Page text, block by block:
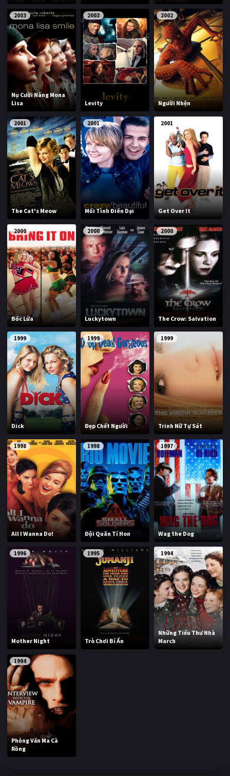
2003
Nụ Cười Nàng Mona
Lisa
2003
Levity
2002
Người Nhện
2001
The Cat's Meow
2001
Mối Tình Điên Dại
2001
Get Over It
2000
Bốc Lửa
2000
Luckytown
2000
The Crow: Salvation
1999
Dick
1999
Đẹp Chết Người
1999
Trinh Nữ Tự Sát
1998
All I Wanna Do!
1998
Đội Quân Tí Hon
1997
Wag the Dog
1996
Mother Night
1995
Trò Chơi Bí Ẩn
1994
Những Tiểu Thư Nhà
March
1994
Phỏng Vấn Ma Cà
Rồng